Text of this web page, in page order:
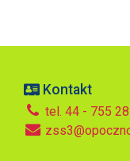
Kontakt
tel. 44 - 755